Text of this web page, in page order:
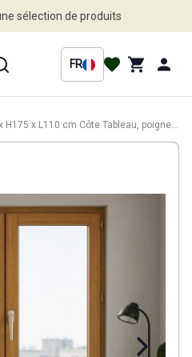
sélection de produits
FR
L110 cm Côte Tableau, poignee (ref 010220F9)